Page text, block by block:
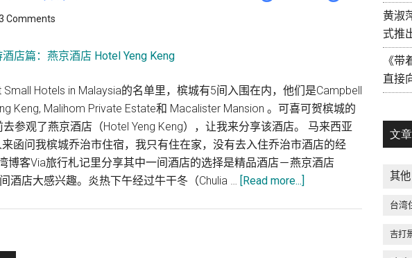
背
成
水
粉
Comments
Hotels in Malaysia的名单里，槟城有5间入围在内，他们是Campbell
Keng, Malihom Private Estate和 Macalister Mansion 。可喜可贺槟城的
参观了燕京酒店（Hotel Yeng Keng），让我来分享该酒店。 马来西亚
函问我槟城乔治市住宿，我只有住在家，没有去入住乔治市酒店的经
博客Via旅行札记里分享其中一间酒店的选择是精品酒店－燕京酒店
酒店大感兴趣。炎热下午经过牛干冬（Chulia … [Read more...]
黄淑
式推
《带
直接
文
其他
台湾
吉打